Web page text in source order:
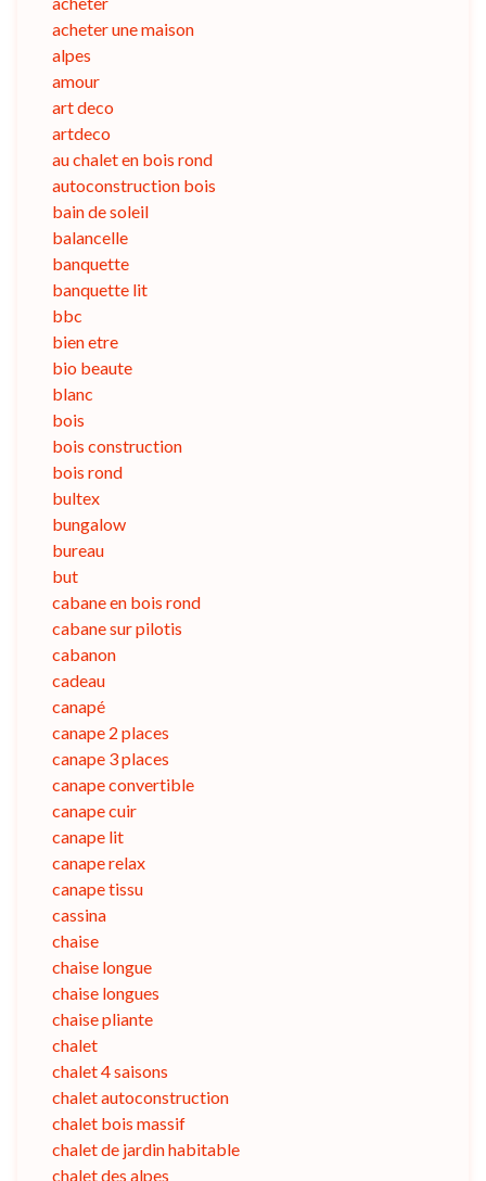
acheter une maison
alpes
amour
art deco
artdeco
au chalet en bois rond
autoconstruction bois
bain de soleil
balancelle
banquette
banquette lit
bbc
bien etre
bio beaute
blanc
bois
bois construction
bois rond
bultex
bungalow
bureau
but
cabane en bois rond
cabane sur pilotis
cabanon
cadeau
canapé
canape 2 places
canape 3 places
canape convertible
canape cuir
canape lit
canape relax
canape tissu
cassina
chaise
chaise longue
chaise longues
chaise pliante
chalet
chalet 4 saisons
chalet autoconstruction
chalet bois massif
chalet de jardin habitable
chalet des alpes